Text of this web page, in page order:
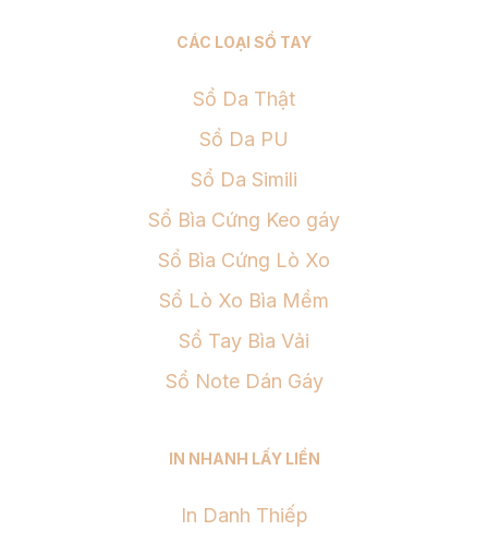
CÁC LOẠI SỔ TAY
Sổ Da Thật
Sổ Da PU
Sổ Da Simili
Sổ Bìa Cứng Keo gáy
Sổ Bìa Cứng Lò Xo
Sổ Lò Xo Bìa Mềm
Sổ Tay Bìa Vải
Sổ Note Dán Gáy
IN NHANH LẤY LIỀN
In Danh Thiếp